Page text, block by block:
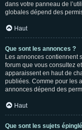
dans votre panneau de
globales dépend des
Haut
Que sont les annonces ?
Les annonces contiennent
forum que vous consultez
apparaissent en haut de
publiées. Comme pour les
annonces dépend des
Haut
Que sont les sujets